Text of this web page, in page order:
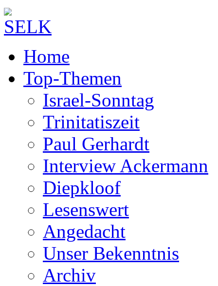
Home
Top-Themen
Israel-Sonntag
Trinitatiszeit
Paul Gerhardt
Interview Ackermann
Diepkloof
Lesenswert
Angedacht
Unser Bekenntnis
Archiv